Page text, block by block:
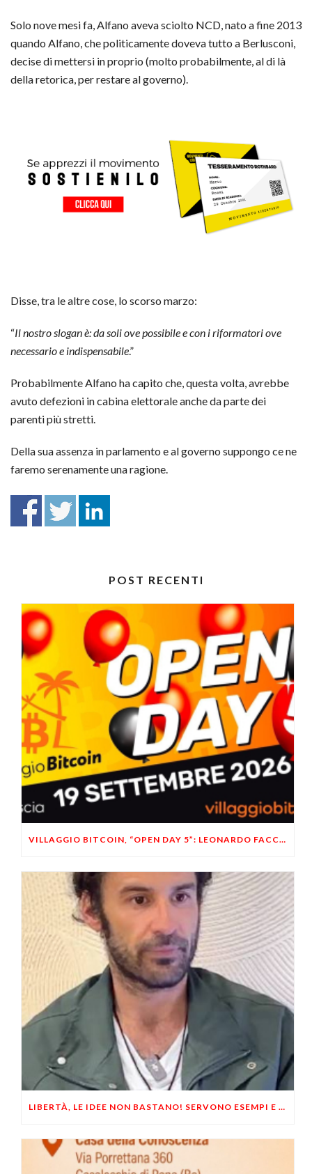
Solo nove mesi fa, Alfano aveva sciolto NCD, nato a fine 2013
quando Alfano, che politicamente doveva tutto a Berlusconi,
decise di mettersi in proprio (molto probabilmente, al di là
della retorica, per restare al governo).
Disse, tra le altre cose, lo scorso marzo:
“Il nostro slogan è: da soli ove possibile e con i riformatori ove
necessario e indispensabile.”
Probabilmente Alfano ha capito che, questa volta, avrebbe
avuto defezioni in cabina elettorale anche da parte dei
parenti più stretti.
Della sua assenza in parlamento e al governo suppongo ce ne
faremo serenamente una ragione.
POST RECENTI
VILLAGGIO BITCOIN, “OPEN DAY 5”: LEONARDO FACCO OSPITE A BRESCIA
LIBERTÀ, LE IDEE NON BASTANO! SERVONO ESEMPI E UN PO’ DI COERENZA